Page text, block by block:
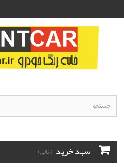
سبد خرید (خالی)